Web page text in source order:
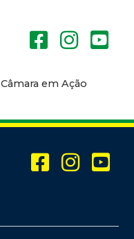
Câmara em Ação